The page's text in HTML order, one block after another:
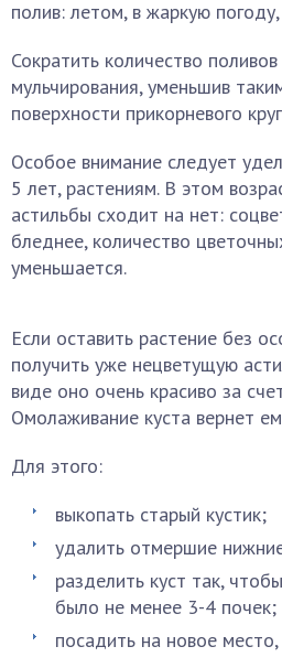
полив: летом, в жаркую
Сократить количество
мульчирования, уменьшив
поверхности прикорневого
Особое внимание следует
5 лет, растениям. В этом
астильбы сходит на нет:
бледнее, количество
уменьшается.
Если оставить растение без
получить уже нецветущую
виде оно очень красиво за
Омолаживание куста вернет
Для этого:
выкопать старый кустик;
удалить отмершие
разделить куст так,
было не менее 3-4 почек;
посадить на новое